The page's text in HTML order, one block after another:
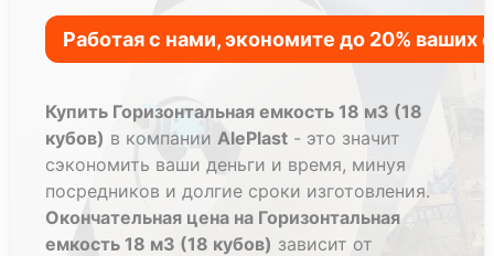
Купить Горизонтальная емкость 18 м3 (18
кубов) в компании AlePlast - это значит
сэкономить ваши деньги и время, минуя
посредников и долгие сроки изготовления.
Окончательная цена на Горизонтальная
емкость 18 м3 (18 кубов) зависит от